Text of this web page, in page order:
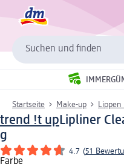
Suchen und finden
Startseite Make-up
trend !t upLipliner
g
4.7 (51
Farbe